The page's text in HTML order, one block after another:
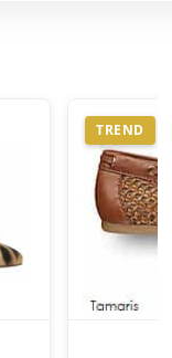
TREND